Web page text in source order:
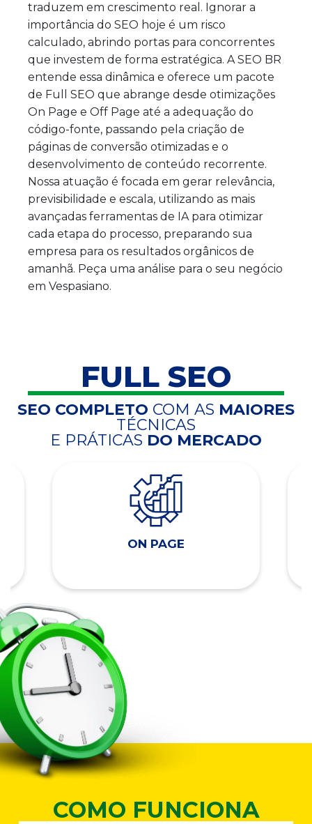
traduzem em crescimento real. Ignorar a
importância do SEO hoje é um risco
calculado, abrindo portas para concorrentes
que investem de forma estratégica. A SEO BR
entende essa dinâmica e oferece um pacote
de Full SEO que abrange desde otimizações
On Page e Off Page até a adequação do
código-fonte, passando pela criação de
páginas de conversão otimizadas e o
desenvolvimento de conteúdo recorrente.
Nossa atuação é focada em gerar relevância,
previsibilidade e escala, utilizando as mais
avançadas ferramentas de IA para otimizar
cada etapa do processo, preparando sua
empresa para os resultados orgânicos de
amanhã. Peça uma análise para o seu negócio
em Vespasiano.
FULL SEO
SEO COMPLETO COM AS MAIORES
TÉCNICAS
E PRÁTICAS DO MERCADO
ON PAGE
COMO FUNCIONA